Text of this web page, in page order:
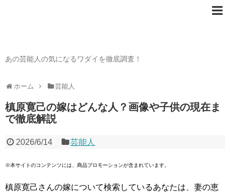
あの芸能人の気になるワダイを徹底調査！
ホーム 芸能人
槙原寛己の嫁はどんな人？画像や子供の現在ま
で徹底解説
2026/6/14 芸能人
※本サイトのコンテンツには、商品プロモーションが含まれています。
槙原寛己さんの嫁について検索しているあなたは、妻の恵